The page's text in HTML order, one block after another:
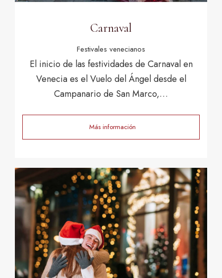
Carnaval
Festivales venecianos
El inicio de las festividades de Carnaval en
Venecia es el Vuelo del Ángel desde el
Campanario de San Marco,…
Más información